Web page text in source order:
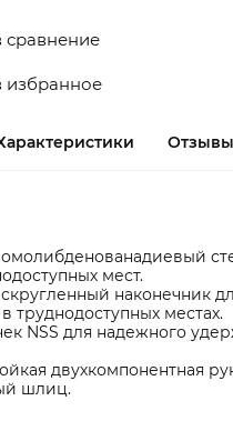
сравнение
избранное
Отзывы
мест.
наконечник
труднодоступных местах.
NSS для надежного
двухкомпонентная
шлиц.